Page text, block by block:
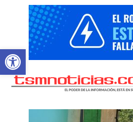
Abrir barra de herramientas